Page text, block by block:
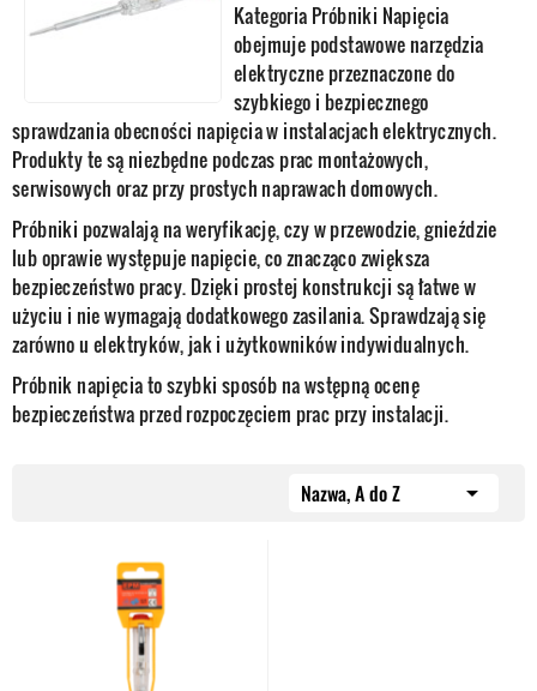
Kategoria Próbniki Napięcia
obejmuje podstawowe narzędzia
elektryczne przeznaczone do
szybkiego i bezpiecznego
sprawdzania obecności napięcia w instalacjach elektrycznych.
Produkty te są niezbędne podczas prac montażowych,
serwisowych oraz przy prostych naprawach domowych.
Próbniki pozwalają na weryfikację, czy w przewodzie, gnieździe
lub oprawie występuje napięcie, co znacząco zwiększa
bezpieczeństwo pracy. Dzięki prostej konstrukcji są łatwe w
użyciu i nie wymagają dodatkowego zasilania. Sprawdzają się
zarówno u elektryków, jak i użytkowników indywidualnych.
Próbnik napięcia to szybki sposób na wstępną ocenę
bezpieczeństwa przed rozpoczęciem prac przy instalacji.
Nazwa, A do Z 